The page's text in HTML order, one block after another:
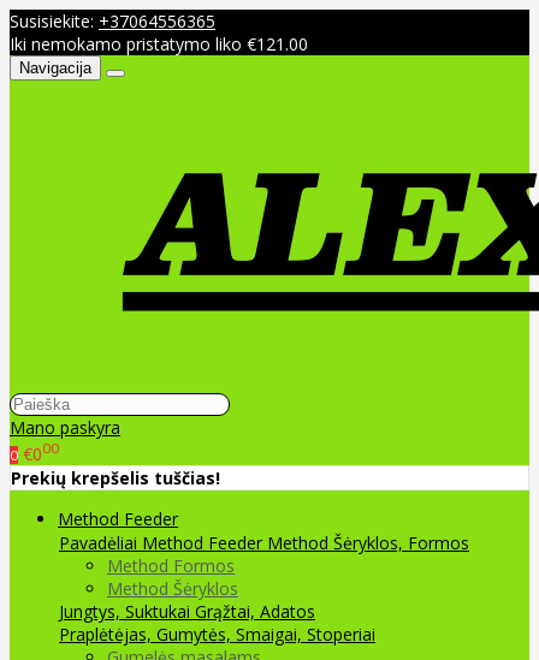
Susisiekite: +37064556365
Iki nemokamo pristatymo liko €121.00
Navigacija
Mano paskyra
0 €000
Prekių krepšelis tuščias!
Method Feeder
Pavadėliai Method Feeder Method Šėryklos, Formos
Method Formos
Method Šėryklos
Jungtys, Suktukai Grąžtai, Adatos
Praplėtėjas, Gumytės, Smaigai, Stoperiai